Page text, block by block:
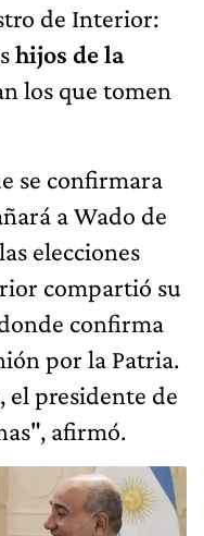
de Interior:
hijos de la
los que tomen
se confirmara
a Wado de
elecciones
compartió su
confirma
por la Patria.
el presidente de
afirmó.